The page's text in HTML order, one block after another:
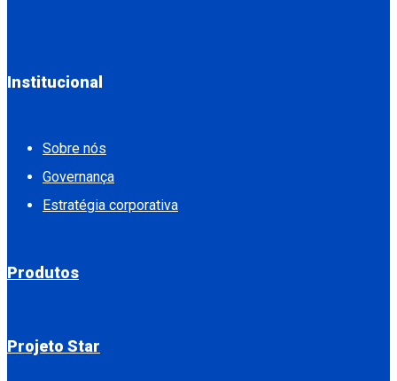
Institucional
Sobre nós
Governança
Estratégia corporativa
Produtos
Projeto Star